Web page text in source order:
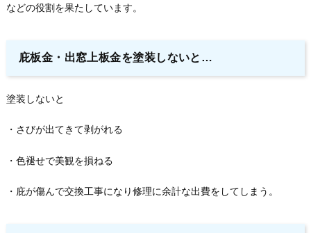
などの役割を果たしています。
庇板金・出窓上板金を塗装しないと…
塗装しないと
・さびが出てきて剥がれる
・色褪せで美観を損ねる
・庇が傷んで交換工事になり修理に余計な出費をしてしまう。